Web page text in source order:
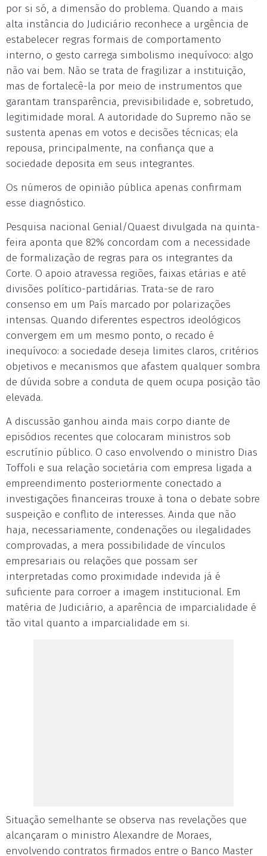
por si só, a dimensão do problema. Quando a mais
alta instância do Judiciário reconhece a urgência de
estabelecer regras formais de comportamento
interno, o gesto carrega simbolismo inequívoco: algo
não vai bem. Não se trata de fragilizar a instituição,
mas de fortalecê-la por meio de instrumentos que
garantam transparência, previsibilidade e, sobretudo,
legitimidade moral. A autoridade do Supremo não se
sustenta apenas em votos e decisões técnicas; ela
repousa, principalmente, na confiança que a
sociedade deposita em seus integrantes.
Os números de opinião pública apenas confirmam
esse diagnóstico.
Pesquisa nacional Genial/Quaest divulgada na quinta-
feira aponta que 82% concordam com a necessidade
de formalização de regras para os integrantes da
Corte. O apoio atravessa regiões, faixas etárias e até
divisões político-partidárias. Trata-se de raro
consenso em um País marcado por polarizações
intensas. Quando diferentes espectros ideológicos
convergem em um mesmo ponto, o recado é
inequívoco: a sociedade deseja limites claros, critérios
objetivos e mecanismos que afastem qualquer sombra
de dúvida sobre a conduta de quem ocupa posição tão
elevada.
A discussão ganhou ainda mais corpo diante de
episódios recentes que colocaram ministros sob
escrutínio público. O caso envolvendo o ministro Dias
Toffoli e sua relação societária com empresa ligada a
empreendimento posteriormente conectado a
investigações financeiras trouxe à tona o debate sobre
suspeição e conflito de interesses. Ainda que não
haja, necessariamente, condenações ou ilegalidades
comprovadas, a mera possibilidade de vínculos
empresariais ou relações que possam ser
interpretadas como proximidade indevida já é
suficiente para corroer a imagem institucional. Em
matéria de Judiciário, a aparência de imparcialidade é
tão vital quanto a imparcialidade em si.
Situação semelhante se observa nas revelações que
alcançaram o ministro Alexandre de Moraes,
envolvendo contratos firmados entre o Banco Master